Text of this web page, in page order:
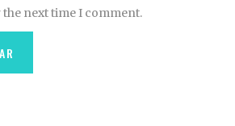
next time I comment.